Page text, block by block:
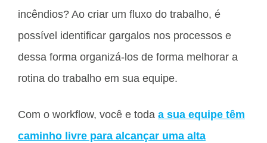
incêndios? Ao criar um fluxo do trabalho, é
possível identificar gargalos nos processos e
dessa forma organizá-los de forma melhorar a
rotina do trabalho em sua equipe.
Com o workflow, você e toda a sua equipe têm
caminho livre para alcançar uma alta